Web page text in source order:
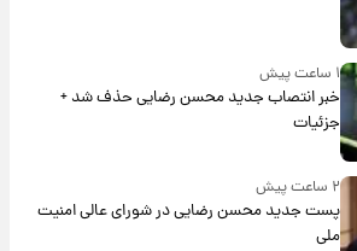
۱ ساعت پیش
خبر انتصاب جدید محسن رضایی حذف شد +
جزئیات
پست جدید محسن رضایی در شورای عالی امنیت
ملی